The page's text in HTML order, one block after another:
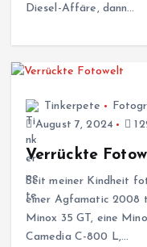
Diesel-Affäre, dann…
Tinkerpete
August 7, 2024
Verrückte
Seit meiner Kindheit
einer Agfamatic 2008
Minox 35 GT, eine
Camedia C-800 L,…